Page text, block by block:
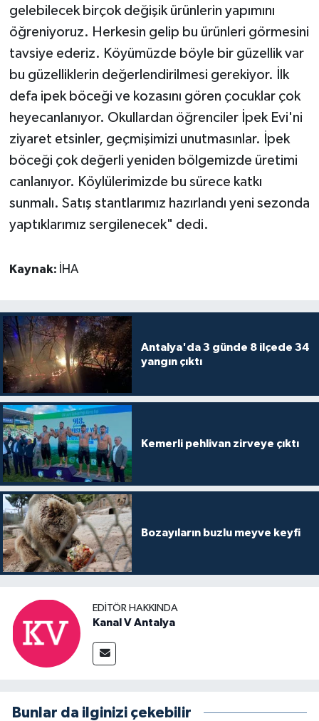
gelebilecek birçok değişik ürünlerin yapımını
öğreniyoruz. Herkesin gelip bu ürünleri görmesini
tavsiye ederiz. Köyümüzde böyle bir güzellik var
bu güzelliklerin değerlendirilmesi gerekiyor. İlk
defa ipek böceği ve kozasını gören çocuklar çok
heyecanlanıyor. Okullardan öğrenciler İpek Evi'ni
ziyaret etsinler, geçmişimizi unutmasınlar. İpek
böceği çok değerli yeniden bölgemizde üretimi
canlanıyor. Köylülerimizde bu sürece katkı
sunmalı. Satış stantlarımız hazırlandı yeni sezonda
yaptıklarımız sergilenecek" dedi.
Kaynak: İHA
Antalya'da 3 günde 8 ilçede 34
yangın çıktı
Kemerli pehlivan zirveye çıktı
Bozayıların buzlu meyve keyfi
EDITÖR HAKKINDA
Kanal V Antalya
Bunlar da ilginizi çekebilir